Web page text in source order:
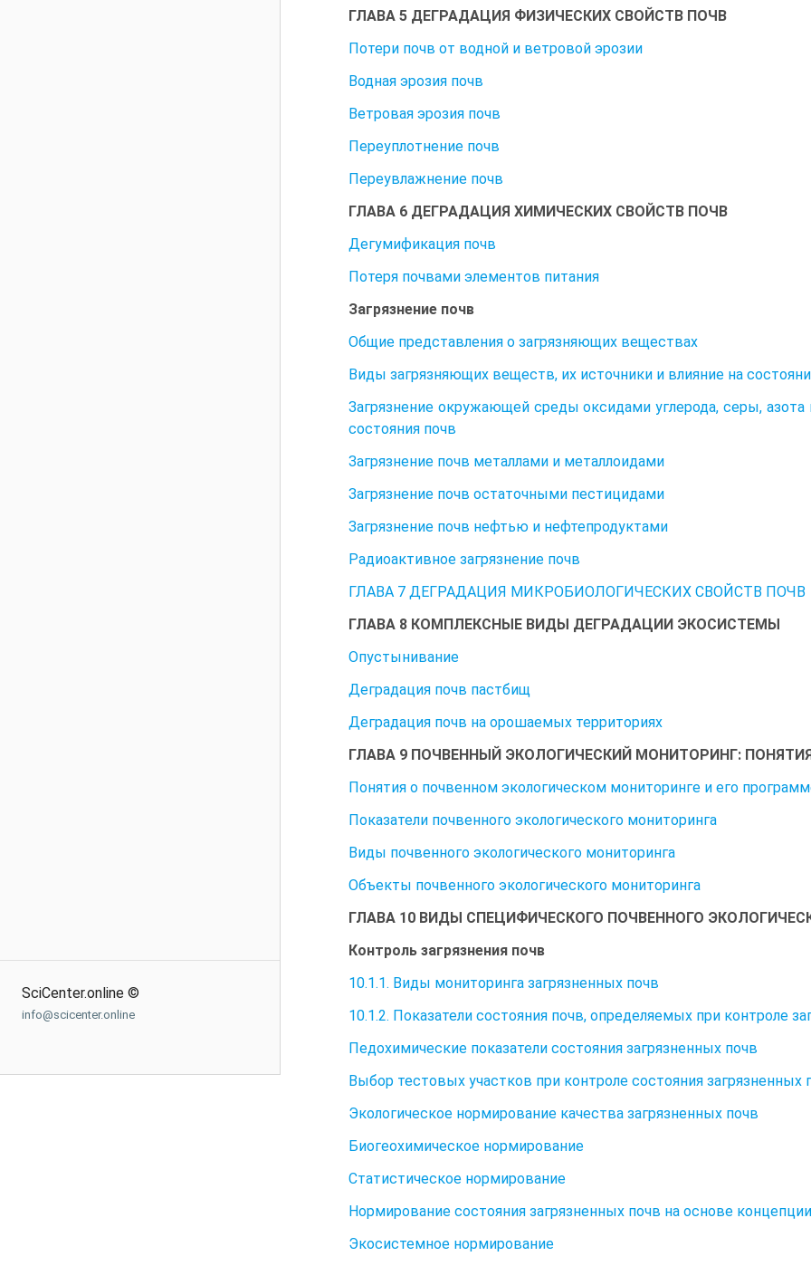
SciCenter.online ©
info@scicenter.online
ГЛАВА 5 ДЕГРАДАЦИЯ ФИЗИЧЕСКИХ СВОЙСТВ ПОЧВ
Потери почв от водной и ветровой эрозии
Водная эрозия почв
Ветровая эрозия почв
Переуплотнение почв
Переувлажнение почв
ГЛАВА 6 ДЕГРАДАЦИЯ ХИМИЧЕСКИХ СВОЙСТВ ПОЧВ
Дегумификация почв
Потеря почвами элементов питания
Загрязнение почв
Общие представления о загрязняющих веществах
Виды загрязняющих веществ, их источники и влияние на
Загрязнение окружающей среды оксидами углерода, серы,
состояния почв
Загрязнение почв металлами и металлоидами
Загрязнение почв остаточными пестицидами
Загрязнение почв нефтью и нефтепродуктами
Радиоактивное загрязнение почв
ГЛАВА 7 ДЕГРАДАЦИЯ МИКРОБИОЛОГИЧЕСКИХ СВОЙСТВ ПОЧВ
ГЛАВА 8 КОМПЛЕКСНЫЕ ВИДЫ ДЕГРАДАЦИИ ЭКОСИСТЕМЫ
Опустынивание
Деградация почв пастбищ
Деградация почв на орошаемых территориях
ГЛАВА 9 ПОЧВЕННЫЙ ЭКОЛОГИЧЕСКИЙ МОНИТОРИНГ:
Понятия о почвенном экологическом мониторинге и его
Показатели почвенного экологического мониторинга
Виды почвенного экологического мониторинга
Объекты почвенного экологического мониторинга
ГЛАВА 10 ВИДЫ СПЕЦИФИЧЕСКОГО ПОЧВЕННОГО
Контроль загрязнения почв
10.1.1. Виды мониторинга загрязненных почв
10.1.2. Показатели состояния почв, определяемых при контроле
Педохимические показатели состояния загрязненных почв
Выбор тестовых участков при контроле состояния загрязненных
Экологическое нормирование качества загрязненных почв
Биогеохимическое нормирование
Статистическое нормирование
Нормирование состояния загрязненных почв на основе
Экосистемное нормирование